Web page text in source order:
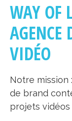
WAY OF
AGENCE
VIDÉO
Notre mission
de brand
projets vidéos